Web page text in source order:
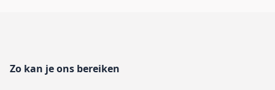
Zo kan je ons bereiken